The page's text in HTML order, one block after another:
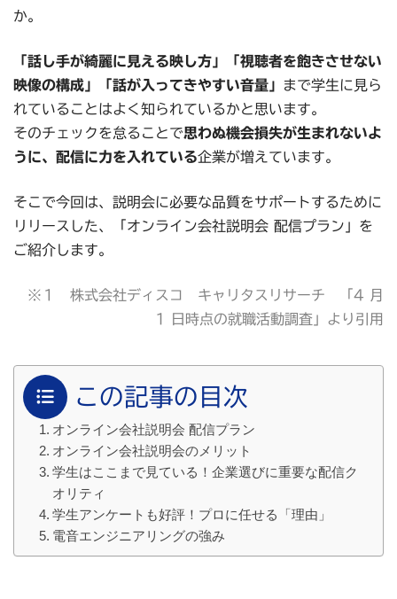
か。
「話し手が綺麗に見える映し方」「視聴者を飽きさせない
映像の構成」「話が入ってきやすい音量」
まで学生に見ら
れていることはよく知られているかと思います。
そのチェックを怠ることで思わぬ機会損失が生まれないよ
うに、配信に力を入れている企業が増えています。
そこで今回は、説明会に必要な品質をサポートするために
リリースした、「オンライン会社説明会 配信プラン」を
ご紹介します。
※１ 株式会社ディスコ キャリタスリサーチ 「4 月
1 日時点の就職活動調査」より引用
この記事の目次
オンライン会社説明会 配信プラン
オンライン会社説明会のメリット
学生はここまで見ている！企業選びに重要な配信ク
オリティ
学生アンケートも好評！プロに任せる「理由」
電音エンジニアリングの強み